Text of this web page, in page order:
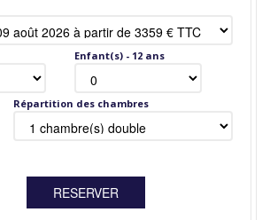
Enfant(s) - 12 ans
Répartition des chambres